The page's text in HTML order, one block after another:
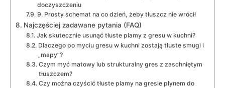
doczyszczeniu
9. Prosty schemat na co dzień, żeby tłuszcz nie wrócił
Najczęściej zadawane pytania (FAQ)
Jak skutecznie usunąć tłuste plamy z gresu w kuchni?
Dlaczego po myciu gresu w kuchni zostają tłuste smugi i
„mapy”?
Czym myć matowy lub strukturalny gres z zaschniętym
tłuszczem?
Czy można czyścić tłuste plamy na gresie płynem do